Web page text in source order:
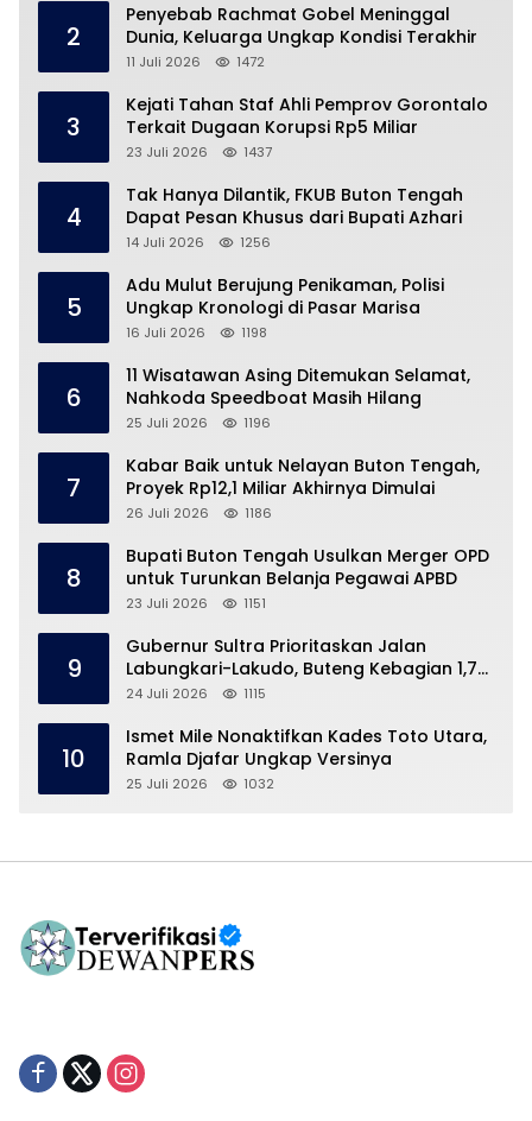
2
Penyebab Rachmat Gobel Meninggal
Dunia, Keluarga Ungkap Kondisi Terakhir
11 Juli 2026 1472
3
Kejati Tahan Staf Ahli Pemprov Gorontalo
Terkait Dugaan Korupsi Rp5 Miliar
23 Juli 2026 1437
4
Tak Hanya Dilantik, FKUB Buton Tengah
Dapat Pesan Khusus dari Bupati Azhari
14 Juli 2026 1256
5
Adu Mulut Berujung Penikaman, Polisi
Ungkap Kronologi di Pasar Marisa
16 Juli 2026 1198
6
11 Wisatawan Asing Ditemukan Selamat,
Nahkoda Speedboat Masih Hilang
25 Juli 2026 1196
7
Kabar Baik untuk Nelayan Buton Tengah,
Proyek Rp12,1 Miliar Akhirnya Dimulai
26 Juli 2026 1186
8
Bupati Buton Tengah Usulkan Merger OPD
untuk Turunkan Belanja Pegawai APBD
23 Juli 2026 1151
9
Gubernur Sultra Prioritaskan Jalan
Labungkari-Lakudo, Buteng Kebagian 1,7
Km
24 Juli 2026 1115
10
Ismet Mile Nonaktifkan Kades Toto Utara,
Ramla Djafar Ungkap Versinya
25 Juli 2026 1032